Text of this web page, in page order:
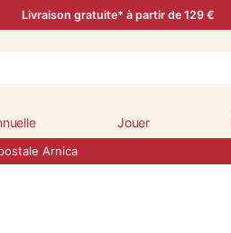
Livraison gratuite* à partir de 129 €
Jouer
Arnica